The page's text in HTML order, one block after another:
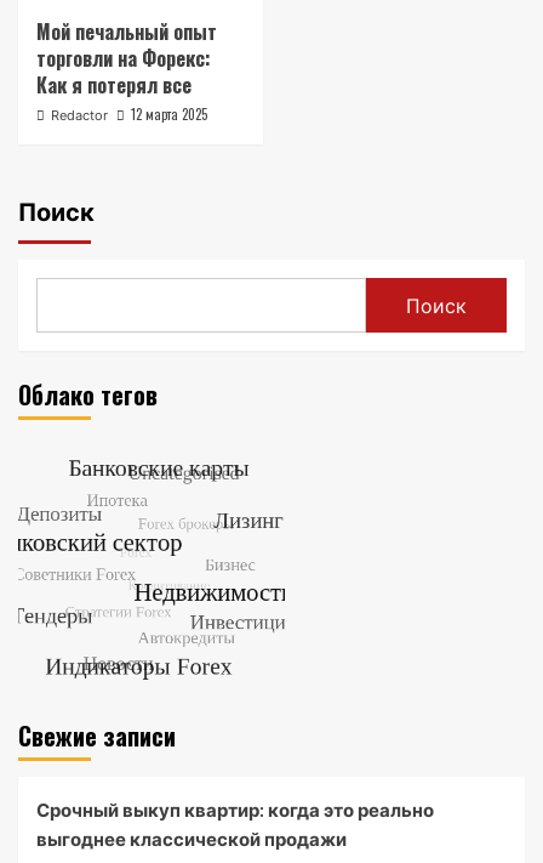
Мой печальный опыт
торговли на Форекс:
Как я потерял все
Redactor 12 марта 2025
Поиск
Поиск
Облако тегов
Свежие записи
Срочный выкуп квартир: когда это реально
выгоднее классической продажи